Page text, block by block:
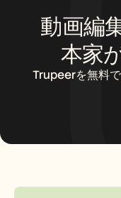
動画編
本家
Trupeerを無料